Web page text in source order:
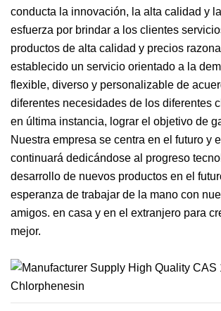
conducta la innovación, la alta calidad y
esfuerza por brindar a los clientes
productos de alta calidad y precios
establecido un servicio orientado a la
flexible, diverso y personalizable de
diferentes necesidades de los diferentes
en última instancia, lograr el objetivo de
Nuestra empresa se centra en el futuro y
continuará dedicándose al progreso
desarrollo de nuevos productos en el
esperanza de trabajar de la mano con
amigos. en casa y en el extranjero para
mejor.